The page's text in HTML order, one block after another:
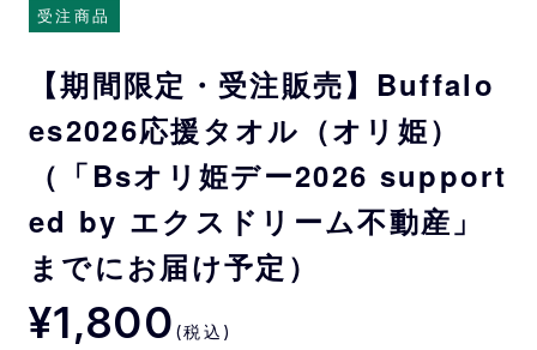
受注商品
【期間限定・受注販売】Buffalo
es2026応援タオル（オリ姫）
（「Bsオリ姫デー2026 support
ed by エクスドリーム不動産」
までにお届け予定）
¥1,800 (税込)